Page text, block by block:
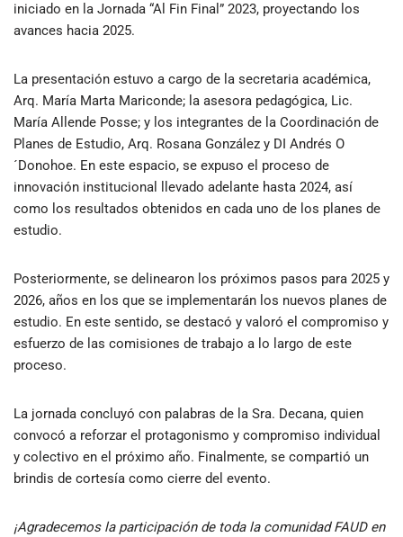
iniciado en la Jornada “Al Fin Final” 2023, proyectando los
avances hacia 2025.
La presentación estuvo a cargo de la secretaria académica,
Arq. María Marta Mariconde; la asesora pedagógica, Lic.
María Allende Posse; y los integrantes de la Coordinación de
Planes de Estudio, Arq. Rosana González y DI Andrés O
´Donohoe. En este espacio, se expuso el proceso de
innovación institucional llevado adelante hasta 2024, así
como los resultados obtenidos en cada uno de los planes de
estudio.
Posteriormente, se delinearon los próximos pasos para 2025 y
2026, años en los que se implementarán los nuevos planes de
estudio. En este sentido, se destacó y valoró el compromiso y
esfuerzo de las comisiones de trabajo a lo largo de este
proceso.
La jornada concluyó con palabras de la Sra. Decana, quien
convocó a reforzar el protagonismo y compromiso individual
y colectivo en el próximo año. Finalmente, se compartió un
brindis de cortesía como cierre del evento.
¡Agradecemos la participación de toda la comunidad FAUD en